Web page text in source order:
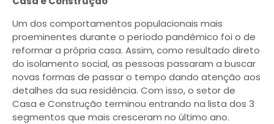
Um dos comportamentos populacionais mais
proeminentes durante o período pandêmico foi o de
reformar a própria casa. Assim, como resultado direto
do isolamento social, as pessoas passaram a buscar
novas formas de passar o tempo dando atenção aos
detalhes da sua residência. Com isso, o setor de
Casa e Construção terminou entrando na lista dos 3
segmentos que mais cresceram no último ano.